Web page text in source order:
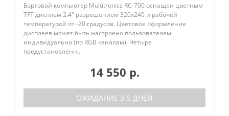
Бортовой компьютер Multitronics RC-700 оснащен цветным
TFT дисплем 2.4" разрешением 320х240 и рабочей
температурой от -20 градусов. Цветовое оформление
дисплеев может быть настроено пользователем
индивидуально (по RGB каналам). Четыре
предустановленн..
14 550 р.
ОЖИДАНИЕ 3-5 ДНЕЙ